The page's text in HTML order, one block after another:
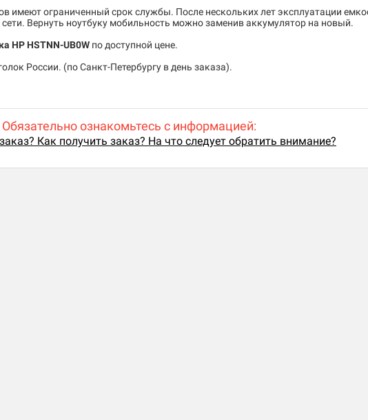
имеют ограниченный срок службы. После нескольких лет эксплуатации
Вернуть ноутбуку мобильность можно заменив аккумулятор на новый.
HP HSTNN-UB0W по доступной цене.
России. (по Санкт-Петербургу в день заказа).
Обязательно ознакомьтесь с информацией:
Как получить заказ? На что следует обратить внимание?